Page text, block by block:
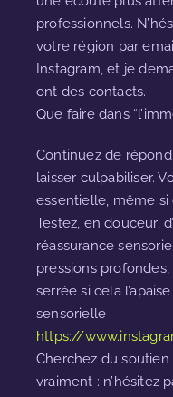
professionnels.
votre région par
Instagram, et je
ont des contacts.
Que faire dans
Continuez de
laisser culpabiliser.
essentielle, même si
Testez, en douceur,
réassurance
pressions
serrée si cela
sensorielle :
https://
Cherchez du
vraiment : n’hésitez